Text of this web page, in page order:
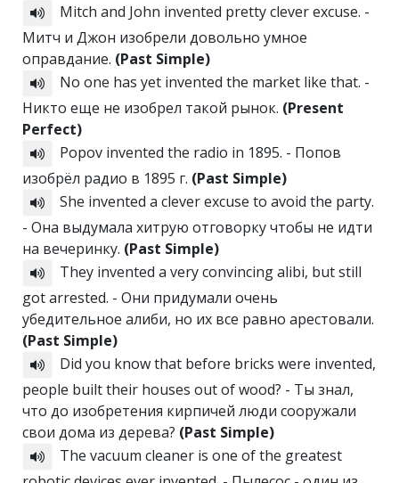
Mitch and John invented pretty clever excuse. -
Митч и Джон изобрели довольно умное
оправдание. (Past Simple)
No one has yet invented the market like that. -
Никто еще не изобрел такой рынок. (Present
Perfect)
Popov invented the radio in 1895. - Попов
изобрёл радио в 1895 г. (Past Simple)
She invented a clever excuse to avoid the party.
- Она выдумала хитрую отговорку чтобы не идти
на вечеринку. (Past Simple)
They invented a very convincing alibi, but still
got arrested. - Они придумали очень
убедительное алиби, но их все равно арестовали.
(Past Simple)
Did you know that before bricks were invented,
people built their houses out of wood? - Ты знал,
что до изобретения кирпичей люди сооружали
свои дома из дерева? (Past Simple)
The vacuum cleaner is one of the greatest